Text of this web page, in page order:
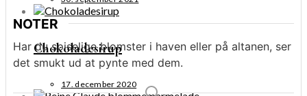
Chokoladesirup
17. december 2020
NOTER
Har du spiselige blomster i haven eller på altanen, ser
det smukt ud at pynte med dem.